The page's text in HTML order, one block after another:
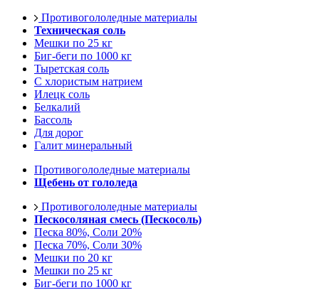
Противогололедные материалы
Техническая соль
Мешки по 25 кг
Биг-беги по 1000 кг
Тыретская соль
С хлористым натрием
Илецк соль
Белкалий
Бассоль
Для дорог
Галит минеральный
Противогололедные материалы
Щебень от гололеда
Противогололедные материалы
Пескосоляная смесь (Пескосоль)
Песка 80%, Соли 20%
Песка 70%, Соли 30%
Мешки по 20 кг
Мешки по 25 кг
Биг-беги по 1000 кг